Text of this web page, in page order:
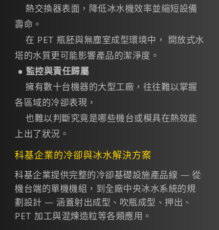
熱交換器表面，降低冰水機效率並縮短設備
壽命。
在 PET 瓶胚與無塵室成型環境中， 開放式水
塔的水質更可能影響產品的潔淨度。
● 監控與責任歸屬
擁有數十台機器的大型工廠，往往難以掌握
各區域的冷卻表現，
也難以判斷究竟是哪些機台或模具在熱效能
上出了狀況。
科基企業的冷卻與冰水解決方案
科基企業提供完整的冷卻基礎設施產品線 — 從
機台端的單機機組，到全廠中央冰水系統的規
劃設計 — 涵蓋射出成型、吹瓶成型、押出、
PET 加工與混煉造粒等各類應用。